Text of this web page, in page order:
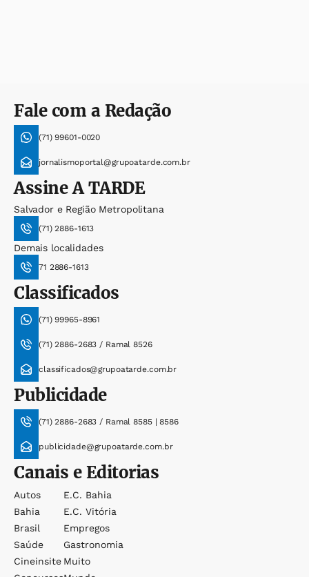
Fale com a Redação
(71) 99601-0020
jornalismoportal@grupoatarde.com.br
AssineA TARDE
Salvador e Região Metropolitana
(71) 2886-1613
Demais localidades
71 2886-1613
Classificados
(71) 99965-8961
(71) 2886-2683 / Ramal 8526
classificados@grupoatarde.com.br
Publicidade
(71) 2886-2683 / Ramal 8585 | 8586
publicidade@grupoatarde.com.br
Canais e Editorias
Autos
Bahia
Brasil
Saúde
Cineinsite
E.c. Bahia
E.c. Vitória
Empregos
Gastronomia
Muito